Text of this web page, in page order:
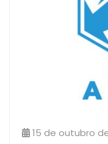
15 de outubro